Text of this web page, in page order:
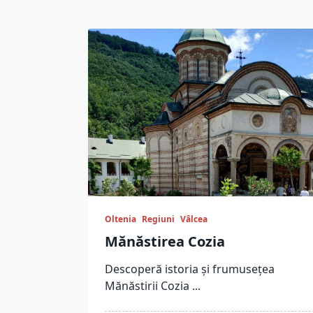
Oltenia Regiuni Vâlcea
Mănăstirea Cozia
Descoperă istoria și frumusețea
Mănăstirii Cozia ...